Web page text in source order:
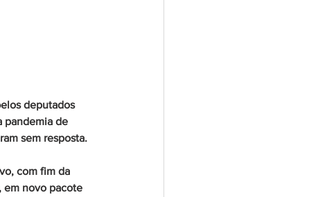
deputados
pandemia de
sem resposta.
com fim da
em novo pacote